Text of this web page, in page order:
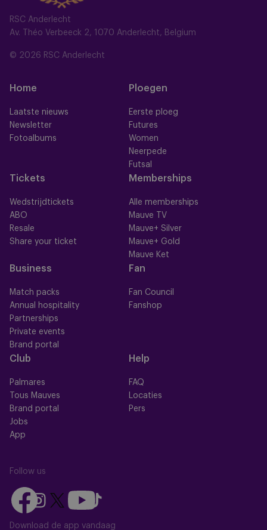
RSC Anderlecht
Av. Théo Verbeeck 2, 1070 Anderlecht, Belgium
© 2026 RSC Anderlecht
Home
Laatste nieuws
Newsletter
Fotoalbums
Ploegen
Eerste ploeg
Futures
Women
Neerpede
Futsal
Tickets
Wedstrijdtickets
ABO
Resale
Share your ticket
Memberships
Alle memberships
Mauve TV
Mauve+ Silver
Mauve+ Gold
Mauve Ket
Business
Match packs
Annual hospitality
Partnerships
Private events
Brand portal
Fan
Fan Council
Fanshop
Club
Palmares
Tous Mauves
Brand portal
Jobs
App
Help
FAQ
Locaties
Pers
Follow us
Follow
us
on
Follow
us
on
Follow
on
Follow
us
on
Follow
us
on
Download de app vandaag